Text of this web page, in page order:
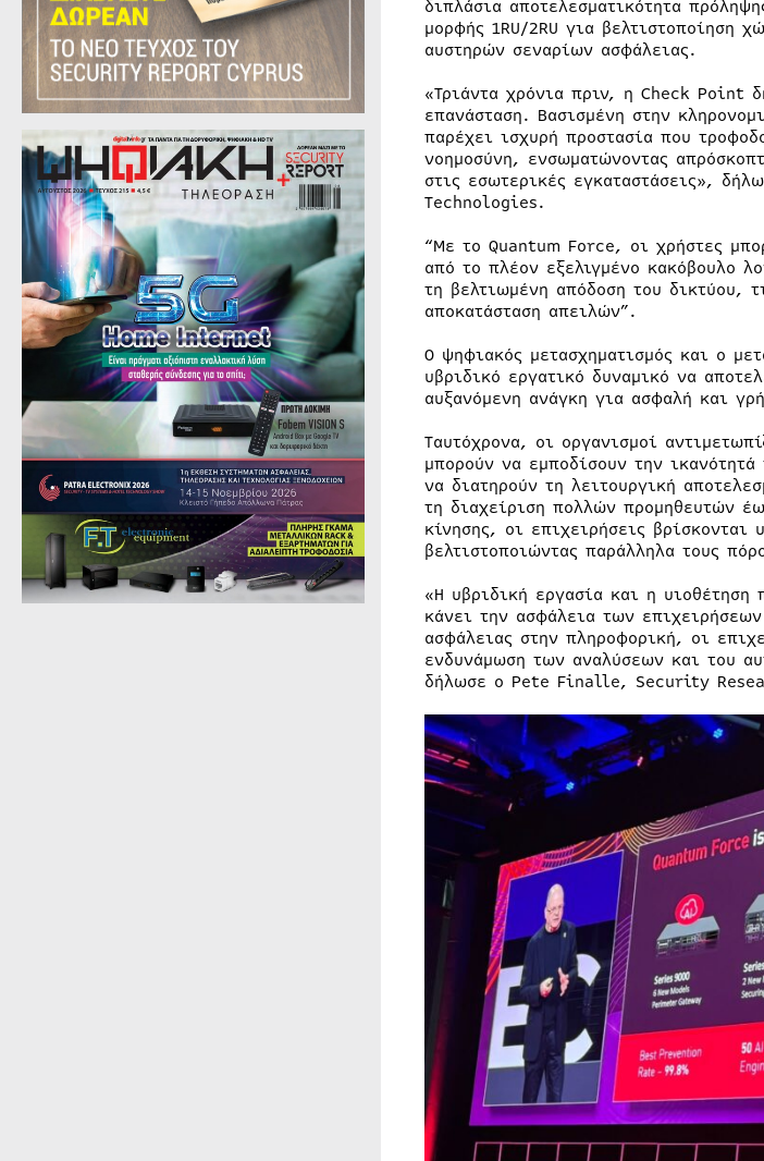
διπλάσια αποτελεσματικότητα
μορφής 1RU/2RU για βελτιστοποίηση
αυστηρών σεναρίων ασφάλειας.
«Τριάντα χρόνια πριν, η Check
επανάσταση. Βασισμένη στην
παρέχει ισχυρή προστασία που
νοημοσύνη, ενσωματώνοντας
στις εσωτερικές εγκαταστάσεις»,
Technologies.
“Με το Quantum Force, οι χρήστες
από το πλέον εξελιγμένο κακόβουλο
τη βελτιωμένη απόδοση του δικτύου,
αποκατάσταση απειλών”.
Ο ψηφιακός μετασχηματισμός και ο
υβριδικό εργατικό δυναμικό να
αυξανόμενη ανάγκη για ασφαλή και
Ταυτόχρονα, οι οργανισμοί
μπορούν να εμποδίσουν την
να διατηρούν τη λειτουργική
τη διαχείριση πολλών προμηθευτών
κίνησης, οι επιχειρήσεις
βελτιστοποιώντας παράλληλα τους
«Η υβριδική εργασία και η
κάνει την ασφάλεια των
ασφάλειας στην πληροφορική, οι
ενδυνάμωση των αναλύσεων και του
δήλωσε ο Pete Finalle, Security